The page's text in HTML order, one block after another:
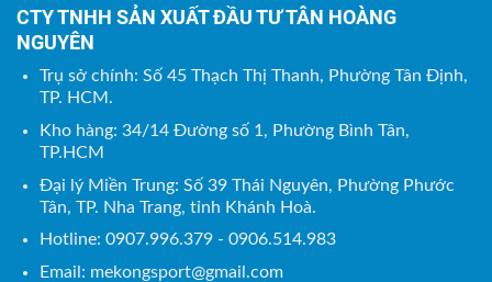
CTY TNHH SẢN XUẤT ĐẦU TƯ TÂN HOÀNG
NGUYÊN
Trụ sở chính: Số 45 Thạch Thị Thanh, Phường Tân Định,
TP. HCM.
Kho hàng: 34/14 Đường số 1, Phường Bình Tân,
TP.HCM
Đại lý Miền Trung: Số 39 Thái Nguyên, Phường Phước
Tân, TP. Nha Trang, tỉnh Khánh Hoà.
Hotline: 0907.996.379 - 0906.514.983
Email: mekongsport@gmail.com